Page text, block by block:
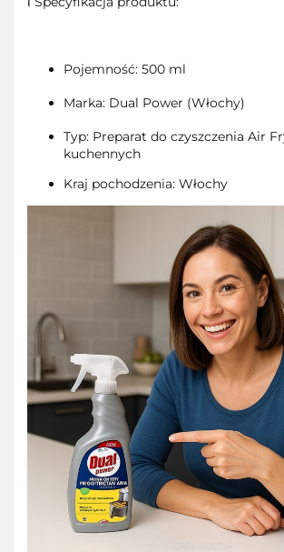
Pojemność: 500 ml
Marka: Dual Power (Włochy)
Typ: Preparat do czyszczenia Air
kuchennych
Kraj pochodzenia: Włochy